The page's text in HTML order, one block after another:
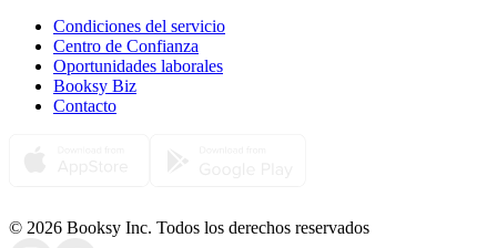
Condiciones del servicio
Centro de Confianza
Oportunidades laborales
Booksy Biz
Contacto
© 2026 Booksy Inc. Todos los derechos reservados